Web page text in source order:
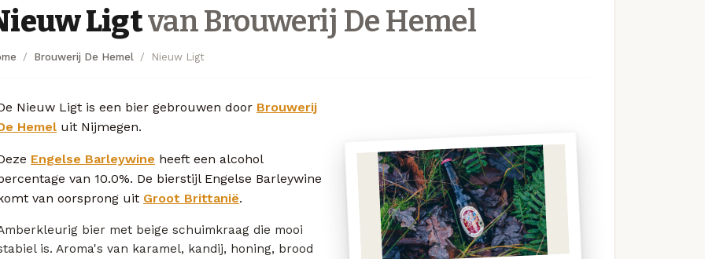
Ligtvan Brouwerij De Hemel
Brouwerij De Hemel Nieuw Ligt
Nieuw Ligt is een bier gebrouwen door Brouwerij
Hemel uit Nijmegen.
Engelse Barleywine heeft een alcohol
van 10.0%. De bierstijl Engelse Barleywine
van oorsprong uit Groot Brittanië.
bier met beige schuimkraag die mooi
is. Aroma's van karamel, kandij, honing, brood